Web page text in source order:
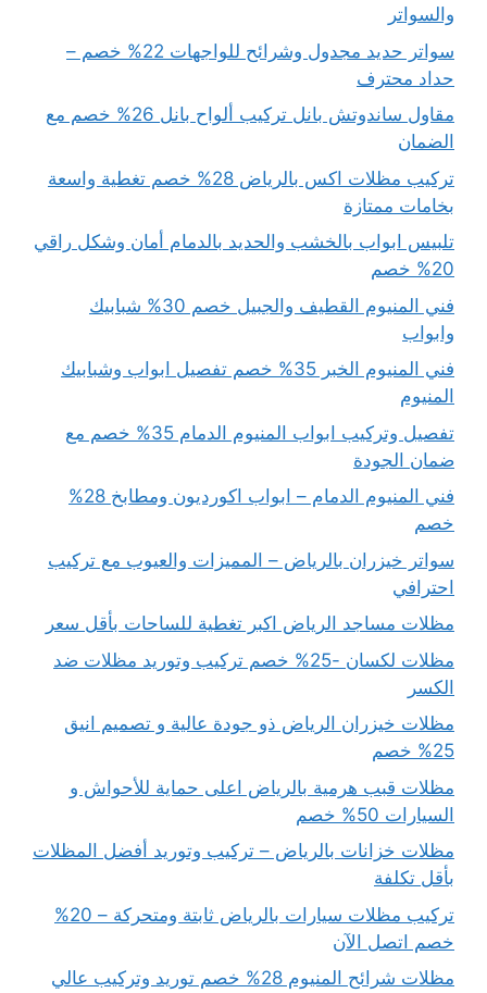
والسواتر
سواتر حديد مجدول وشرائح للواجهات 22% خصم –
حداد محترف
مقاول ساندوتش بانل تركيب ألواح بانل 26% خصم مع
الضمان
تركيب مظلات اكس بالرياض 28% خصم تغطية واسعة
بخامات ممتازة
تلبيس ابواب بالخشب والحديد بالدمام أمان وشكل راقي
20% خصم
فني المنيوم القطيف والجبيل خصم 30% شبابيك
وابواب
فني المنيوم الخبر 35% خصم تفصيل ابواب وشبابيك
المنيوم
تفصيل وتركيب ابواب المنيوم الدمام 35% خصم مع
ضمان الجودة
فني المنيوم الدمام – ابواب اكورديون ومطابخ 28%
خصم
سواتر خيزران بالرياض – المميزات والعيوب مع تركيب
احترافي
مظلات مساجد الرياض اكبر تغطية للساحات بأقل سعر
مظلات لكسان -25% خصم تركيب وتوريد مظلات ضد
الكسر
مظلات خيزران الرياض ذو جودة عالية و تصميم انيق
25% خصم
مظلات قبب هرمية بالرياض اعلى حماية للأحواش و
السيارات 50% خصم
مظلات خزانات بالرياض – تركيب وتوريد أفضل المظلات
بأقل تكلفة
تركيب مظلات سيارات بالرياض ثابتة ومتحركة – 20%
خصم اتصل الآن
مظلات شرائح المنيوم 28% خصم توريد وتركيب عالي